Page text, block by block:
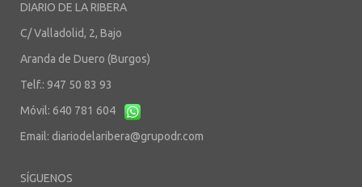
DIARIO DE LA RIBERA
C/ Valladolid, 2, Bajo
Aranda de Duero (Burgos)
Telf.: 947 50 83 93
Móvil: 640 781 604
Email: diariodelaribera@grupodr.com
SÍGUENOS